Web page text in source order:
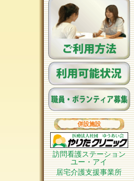
併設施設
訪問看護ステーション
ユー・アイ
居宅介護支援事業所